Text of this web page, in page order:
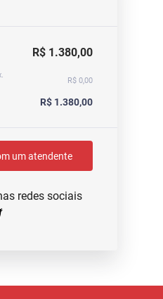
R$ 1.380,00
R$ 0,00
R$ 1.380,00
Quero falar com um atendente
redes sociais